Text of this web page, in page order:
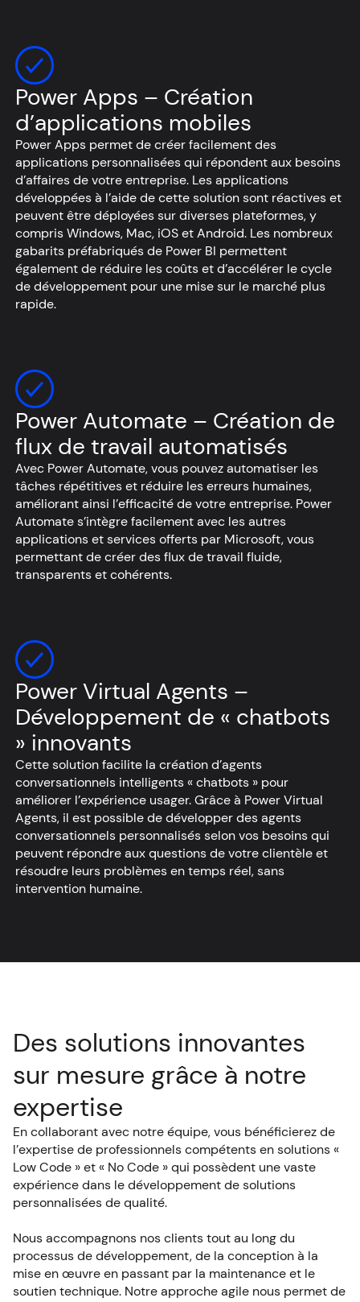
Power Apps – Création
d’applications mobiles
Power Apps permet de créer facilement des
applications personnalisées qui répondent aux besoins
d’affaires de votre entreprise. Les applications
développées à l’aide de cette solution sont réactives et
peuvent être déployées sur diverses plateformes, y
compris Windows, Mac, iOS et Android. Les nombreux
gabarits préfabriqués de Power BI permettent
également de réduire les coûts et d’accélérer le cycle
de développement pour une mise sur le marché plus
rapide.
Power Automate – Création de
flux de travail automatisés
Avec Power Automate, vous pouvez automatiser les
tâches répétitives et réduire les erreurs humaines,
améliorant ainsi l’efficacité de votre entreprise. Power
Automate s’intègre facilement avec les autres
applications et services offerts par Microsoft, vous
permettant de créer des flux de travail fluide,
transparents et cohérents.
Power Virtual Agents –
Développement de « chatbots
» innovants
Cette solution facilite la création d’agents
conversationnels intelligents « chatbots » pour
améliorer l’expérience usager. Grâce à Power Virtual
Agents, il est possible de développer des agents
conversationnels personnalisés selon vos besoins qui
peuvent répondre aux questions de votre clientèle et
résoudre leurs problèmes en temps réel, sans
intervention humaine.
Des solutions innovantes
sur mesure grâce à notre
expertise
En collaborant avec notre équipe, vous bénéficierez de
l’expertise de professionnels compétents en solutions «
Low Code » et « No Code » qui possèdent une vaste
expérience dans le développement de solutions
personnalisées de qualité.
Nous accompagnons nos clients tout au long du
processus de développement, de la conception à la
mise en œuvre en passant par la maintenance et le
soutien technique. Notre approche agile nous permet de